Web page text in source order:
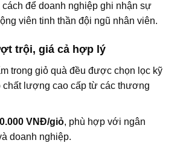
cách để doanh nghiệp ghi nhận sự
viên tinh thần đội ngũ nhân viên.
trội, giá cả hợp lý
trong giỏ quà đều được chọn lọc kỹ
chất lượng cao cấp từ các thương
VNĐ/giỏ, phù hợp với ngân
doanh nghiệp.